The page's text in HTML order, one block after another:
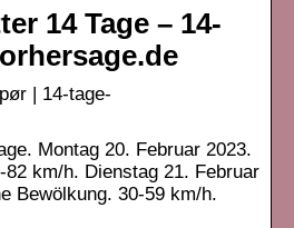
14 Tage – 14-
| 14-tage-
Montag 20. Februar 2023.
82 km/h. Dienstag 21. Februar
Bewölkung. 30-59 km/h.